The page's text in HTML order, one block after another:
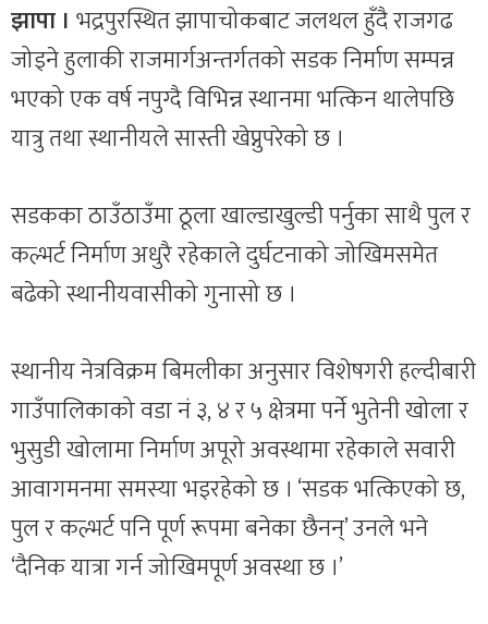
झापा । भद्रपुरस्थित झापाचोकबाट जलथल हुँदै राजगढ
जोड्ने हुलाकी राजमार्गअन्तर्गतको सडक निर्माण सम्पन्न
भएको एक वर्ष नपुग्दै विभिन्न स्थानमा भत्किन थालेपछि
यात्रु तथा स्थानीयले सास्ती खेप्नुपरेको छ ।
सडकका ठाउँठाउँमा ठूला खाल्डाखुल्डी पर्नुका साथै पुल र
कल्भर्ट निर्माण अधुरै रहेकाले दुर्घटनाको जोखिमसमेत
बढेको स्थानीयवासीको गुनासो छ ।
स्थानीय नेत्रविक्रम बिमलीका अनुसार विशेषगरी हल्दीबारी
गाउँपालिकाको वडा नं ३, ४ र ५ क्षेत्रमा पर्ने भुतेनी खोला र
भुसुडी खोलामा निर्माण अपूरो अवस्थामा रहेकाले सवारी
आवागमनमा समस्या भइरहेको छ । ‘सडक भत्किएको छ,
पुल र कल्भर्ट पनि पूर्ण रूपमा बनेका छैनन्’ उनले भने
‘दैनिक यात्रा गर्न जोखिमपूर्ण अवस्था छ ।’